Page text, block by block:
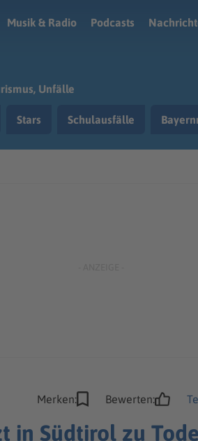
Musik & Radio Podcasts
Unfälle
Stars Schulausfälle
Merken: Bewerten:
in Südtirol zu Tode